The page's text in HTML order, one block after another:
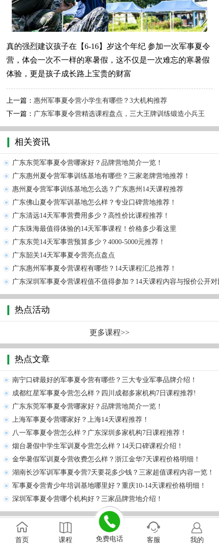
真的强烈建议孩子在【6-16】岁这个年纪 参加一次军事夏令
营，体会一次不一样的寒暑假，这不仅是一次难忘的寒暑假
体验，更是孩子成长路上宝贵的财富
上一篇：惠州军事夏令营小学生有哪些？3大机构推荐
下一篇： 广东军事夏令营精选课程盘点，三大王牌训练锻造小兵王
相关资讯
广东东莞军事夏令营哪家好？品牌营地简介一览！
广东惠州夏令营军事训练基地有哪些？三家老牌营地推荐！
惠州夏令营军事训练基地怎么选？广东惠州14天课程推荐
广东佛山夏令营军训基地怎么样？专业口碑营地推荐！
广东清远14天军事营费用多少？高性价比课程推荐！
广东珠海最值得体验的14天军事课程！价格多少看这里
广东东莞14天军事营预算多少？4000-5000元推荐！
广东韶关14天军事夏令营亮点盘点
广东惠州军事夏令营课程有哪些？14天课程汇总推荐！
广东深圳军事夏令营课程值不值得参加？14天课程内容与报价公开对
热点活动
更多课程>>
热点文章
南宁口碑最好的军事夏令营有哪些？三大专业军事品牌介绍！
成都红星军事夏令营怎么样？四川成都多家机构7日课程推荐!
广东东莞军事夏令营哪家好？品牌营地简介一览！
上海军事夏令营哪家好？上海14天课程推荐！
八一军事夏令营怎么样？广东深圳多家机构7日课程推荐！
烟台暑假中学生军训夏令营怎么样？14天口碑课程介绍！
金华暑假军训夏令营收费怎么样？浙江金华7天课程价格明细！
湖南长沙军训军事夏令营7天要花多少钱？三家超值课程内容一览！
军事夏令营青少年培训基地哪里好？重庆10-14天课程价格明细！
深圳军事夏令营哪个机构好？三家品牌营地介绍！
主题活动
首页 课程 免费电话 客服 我的